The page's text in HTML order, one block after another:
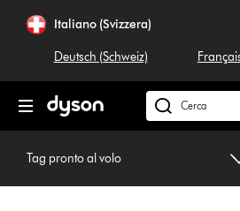
navigazioneItaliano (Svizzera)
Deutsch (Schweiz)
Cerca
su
Tag pronto al volo